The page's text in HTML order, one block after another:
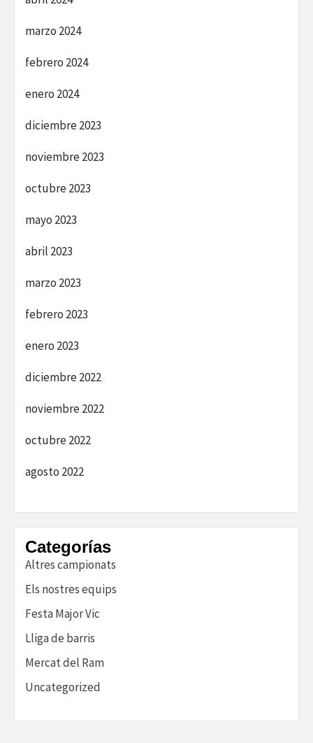
marzo 2024
febrero 2024
enero 2024
diciembre 2023
noviembre 2023
octubre 2023
mayo 2023
abril 2023
marzo 2023
febrero 2023
enero 2023
diciembre 2022
noviembre 2022
octubre 2022
agosto 2022
Categorías
Altres campionats
Els nostres equips
Festa Major Vic
Lliga de barris
Mercat del Ram
Uncategorized